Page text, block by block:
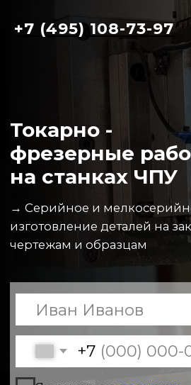
+7 (495) 108-73-97
фрезерные работы
на станках ЧПУ
→ Серийное и мелкосерийное
изготовление деталей на заказ по
чертежам и образцам
+7
обработку персональных данных
Даю согласие на получение рассылок